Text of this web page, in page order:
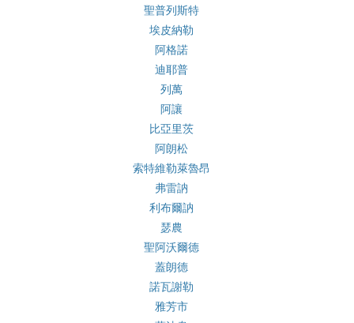
聖普列斯特
埃皮納勒
阿格諾
迪耶普
列萬
阿讓
比亞里茨
阿朗松
索特維勒萊魯昂
弗雷訥
利布爾訥
瑟農
聖阿沃爾德
蓋朗德
諾瓦謝勒
雅芳市